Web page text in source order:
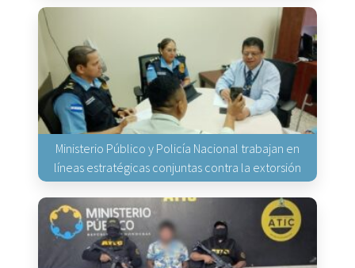
Ministerio Público y Policía Nacional trabajan en
líneas estratégicas conjuntas contra la extorsión